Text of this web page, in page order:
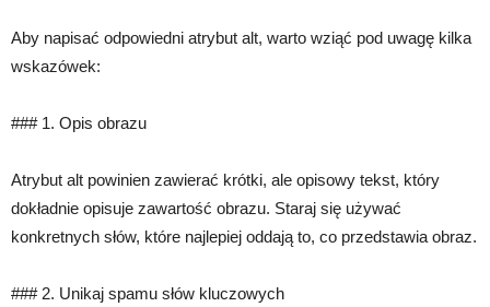
Aby napisać odpowiedni atrybut alt, warto wziąć pod uwagę kilka
wskazówek:
### 1. Opis obrazu
Atrybut alt powinien zawierać krótki, ale opisowy tekst, który
dokładnie opisuje zawartość obrazu. Staraj się używać
konkretnych słów, które najlepiej oddają to, co przedstawia obraz.
### 2. Unikaj spamu słów kluczowych